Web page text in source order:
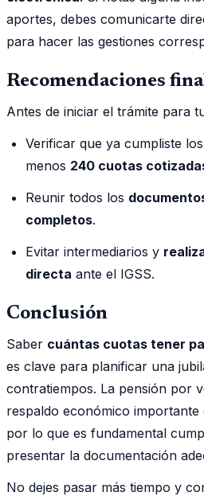
aportes, debes comunicarte
para hacer las gestiones
Recomendaciones
Antes de iniciar el trámite para
Verificar que ya cumpliste los
menos 240 cuotas
Reunir todos los
completos.
Evitar intermediarios y
directa ante el IGSS.
Conclusión
Saber cuántas cuotas tener
es clave para planificar una
contratiempos. La pensión por
respaldo económico
por lo que es fundamental
presentar la documentación
No dejes pasar más tiempo y